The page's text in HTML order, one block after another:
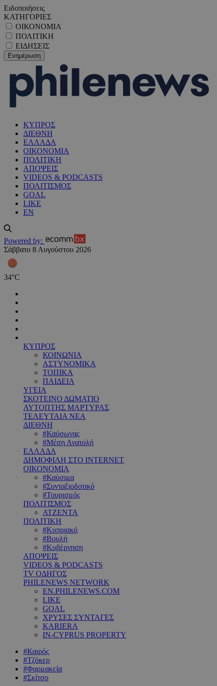
Ειδοποιήσεις
ΚΑΤΗΓΟΡΙΕΣ
ΟΙΚΟΝΟΜΙΑ
ΠΟΛΙΤΙΚΗ
ΕΙΔΗΣΕΙΣ
ΚΥΠΡΟΣ
ΔΙΕΘΝΗ
ΕΛΛΑΔΑ
ΟΙΚΟΝΟΜΙΑ
ΠΟΛΙΤΙΚΗ
ΑΠΟΨΕΙΣ
VIDEOS & PODCASTS
ΠΟΛΙΤΙΣΜΟΣ
GOAL
LIKE
EN
Powered by:
Σάββατο 8 Αυγούστου 2026
34°C
ΚΥΠΡΟΣ
ΚΟΙΝΩΝΙΑ
ΑΣΤΥΝΟΜΙΚΑ
ΤΟΠΙΚΑ
ΠΑΙΔΕΙΑ
ΥΓΕΙΑ
ΣΚΟΤΕΙΝΟ ΔΩΜΑΤΙΟ
ΑΥΤΟΠΤΗΣ ΜΑΡΤΥΡΑΣ
ΤΕΛΕΥΤΑΙΑ ΝΕΑ
ΔΙΕΘΝΗ
#Καύσωνας
#Μέση Ανατολή
ΕΛΛΑΔΑ
ΔΗΜΟΦΙΛΗ ΣΤΟ INTERNET
ΟΙΚΟΝΟΜΙΑ
#Καύσιμα
#Συνταξιοδοτικό
#Τουρισμός
ΠΟΛΙΤΙΣΜΟΣ
ΑΤΖΕΝΤΑ
ΠΟΛΙΤΙΚΗ
#Κυπριακό
#Βουλή
#Κυβέρνηση
ΑΠΟΨΕΙΣ
VIDEOS & PODCASTS
TV ΟΔΗΓΟΣ
PHILENEWS NETWORK
EN.PHILENEWS.COM
LIKE
GOAL
ΧΡΥΣΕΣ ΣΥΝΤΑΓΕΣ
KARIERA
IN-CYPRUS PROPERTY
#Καιρός
#Τζόκερ
#Φαρμακεία
#Σκίτσο